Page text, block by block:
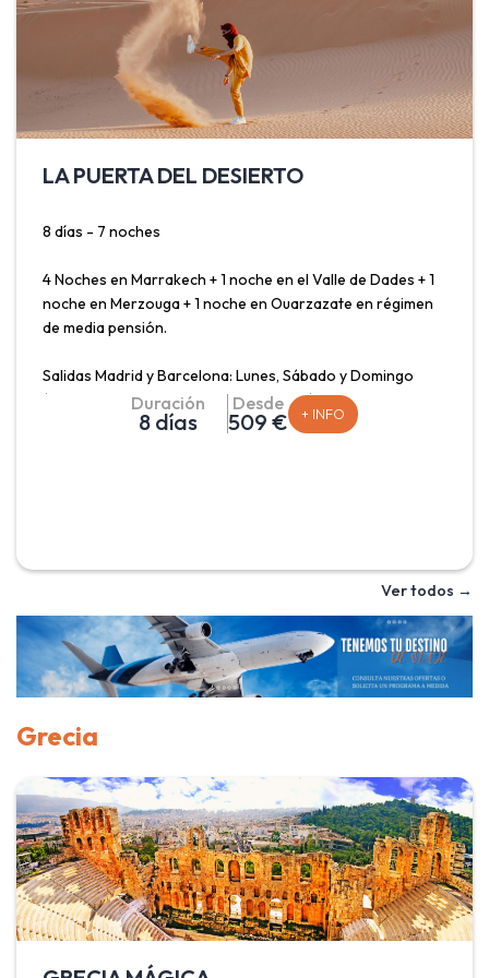
LA PUERTA DEL DESIERTO
8 días - 7 noches
4 Noches en Marrakech + 1 noche en el Valle de Dades + 1
noche en Merzouga + 1 noche en Ouarzazate en régimen
de media pensión.
Salidas Madrid y Barcelona: Lunes, Sábado y Domingo
(consultar salida desde otras ciudades)
majestuoso minarete, torre gemela de la Giralda de Sevilla
y las Tumbas Saadies, dinastía que hizo grande esta
ciudad. Recorre el Atlas hasta llegar al desierto, donde
conocerás a los bereberes. El programa La Puerta del
Desierto es el recorrido ideal para un primer contacto con
Marruecos.
Duración
8 días
Desde
509 € + INFO
Ver todos →
Grecia